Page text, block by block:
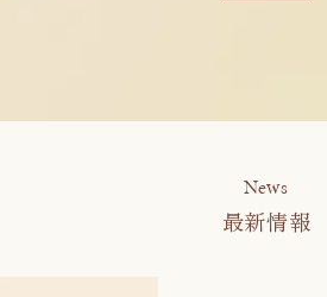
News
最新情報